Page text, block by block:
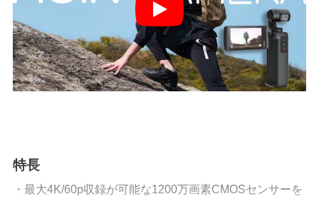
特長
・最大4K/60p収録が可能な1200万画素CMOSセンサーを